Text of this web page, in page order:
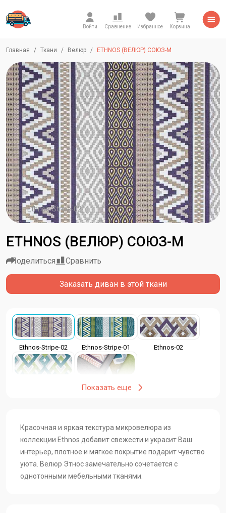
Войти Сравнение Избранное Корзина
Главная Ткани Велюр ETHNOS (ВЕЛЮР) СОЮЗ-М
Ethnos-Stripe-02
ETHNOS (ВЕЛЮР) СОЮЗ-М
Заказать диван в этой ткани
Поделиться Сравнить
Ethnos-Stripe-02 Ethnos-Stripe-01 Ethnos-02
Ethnos
Показать еще
Красочная и яркая текстура микровелюра из
коллекции Ethnos добавит свежести и украсит Ваш
интерьер, плотное и мягкое покрытие подарит чувство
уюта. Велюр Этнос замечательно сочетается с
однотонными мебельными тканями.